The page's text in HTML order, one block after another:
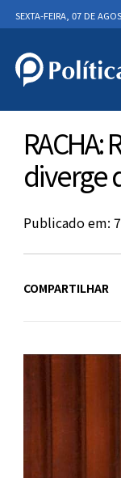
SEXTA-FEIRA, 07 DE
RACHA:
diverge
Publicado em:
COMPARTILHAR